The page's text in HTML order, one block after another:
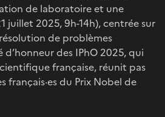
de laboratoire et une
juillet 2025, 9h-14h), centrée sur
de problèmes
des IPhO 2025, qui
française, réunit pas
français·es du Prix Nobel de